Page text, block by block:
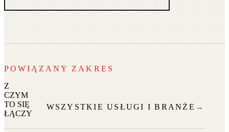
POWIĄZANY ZAKRES
Z
CZYM
TO SIĘ
ŁĄCZY
WSZYSTKIE USŁUGI I BRANŻE →